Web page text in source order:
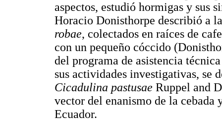
aspectos, estudió hormigas y sus
Horacio Donisthorpe describió a
robae, colectados en raíces de
con un pequeño cóccido
del programa de asistencia
sus actividades investigativas, se
Cicadulina pastusae Ruppel and
vector del enanismo de la cebada
Ecuador.